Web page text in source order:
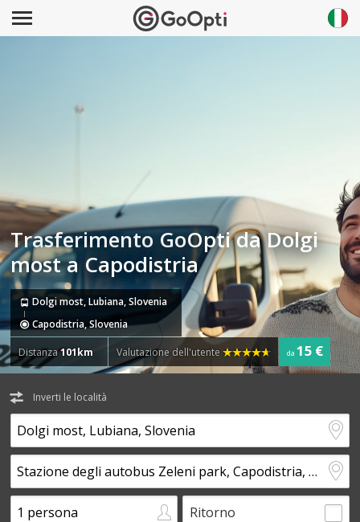
Trasferimento GoOpti da Dolgi
most a Capodistria
Dolgi most, Lubiana, Slovenia
Capodistria, Slovenia
Distanza101km Valutazione dell'utente da 15 €
Inverti le località
Ritorno